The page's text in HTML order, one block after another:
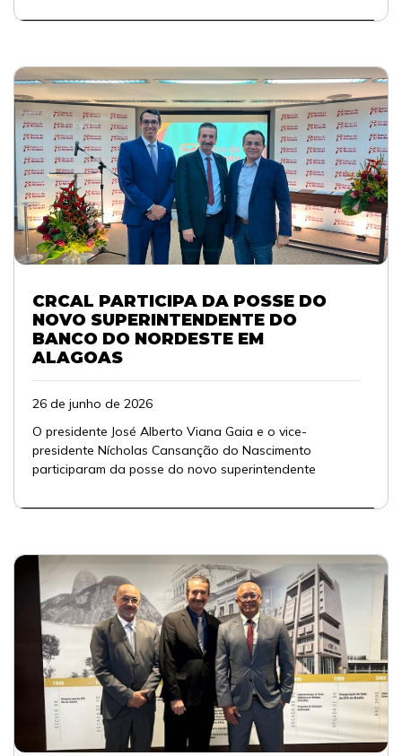
CRCAL PARTICIPA DA POSSE DO
NOVO SUPERINTENDENTE DO
BANCO DO NORDESTE EM
ALAGOAS
26 de junho de 2026
O presidente José Alberto Viana Gaia e o vice-
presidente Nícholas Cansanção do Nascimento
participaram da posse do novo superintendente